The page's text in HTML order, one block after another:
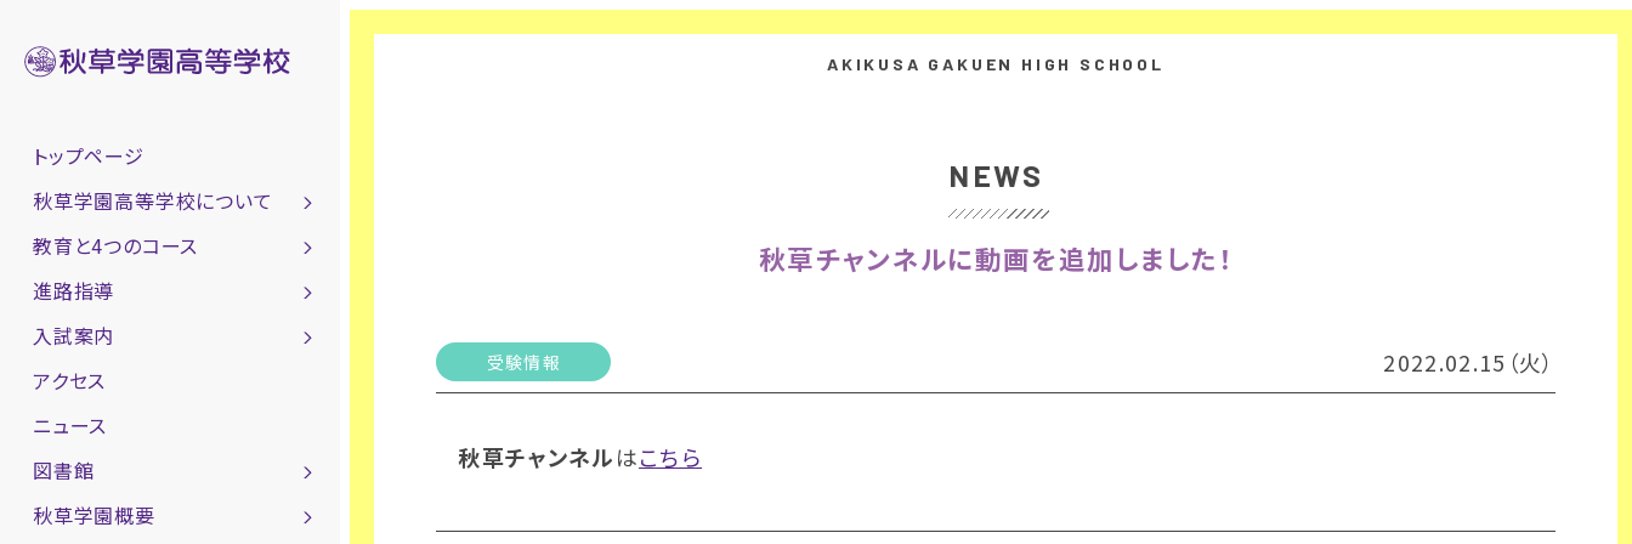
トップページ
秋草学園高等学校について
教育と4つのコース
進路指導
入試案内
アクセス
ニュース
図書館
秋草学園概要
NEWS
秋草チャンネルに動画を追加しました！
受験情報 2022.02.15（火）
秋草チャンネルはこちら